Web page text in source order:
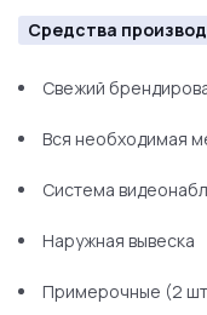
Средства
Свежий
Вся необходимая
Система
Наружная вывеска
Примерочные (2